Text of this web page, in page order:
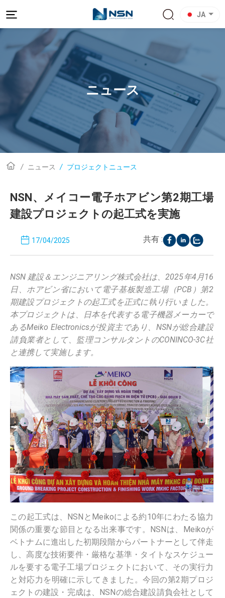
JA
ニュース
ニュース プロジェクトニュース
NSN、メイコー電子ホアビン第2期工場
建設プロジェクトの起工式を実施
17/04/2025 共有 :
NSN 建設＆エンジニアリング株式会社は、2025年4月16
日、ホアビン省において電子基板製造工場（PCB）第2
期建設プロジェクトの起工式を正式に執り行いました。
本プロジェクトは、日本を代表する電子機器メーカーで
あるMeiko Electronicsが投資主であり、NSNが総合建設
請負業者として、監理コンサルタントのCONINCO-3C社
と連携して実施します。
この起工式は、NSNとMeikoによる約10年にわたる協力
関係の重要な節目となる出来事です。NSNは、Meikoが
ベトナムに進出した初期段階からパートナーとして伴走
し、高度な技術要件・厳格な基準・タイトなスケジュー
ルを要する電子工場プロジェクトにおいて、その実行力
と対応力を明確に示してきました。今回の第2期プロジ
ェクトの建設・完成は、NSNの総合建設請負会社として